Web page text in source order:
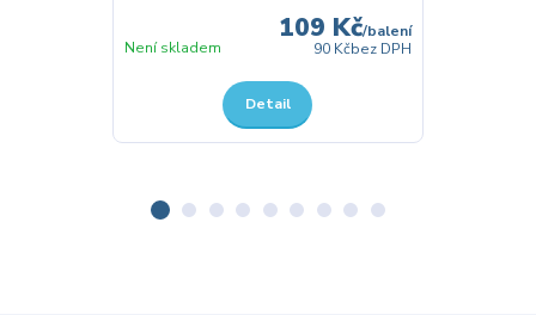
109 Kč/balení
90 Kčbez DPH
Není skladem
Detail